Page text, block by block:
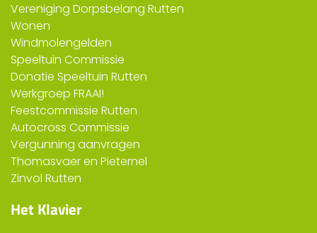
Vereniging Dorpsbelang Rutten
Wonen
Windmolengelden
Speeltuin Commissie
Donatie Speeltuin Rutten
Werkgroep FRAAI!
Feestcommissie Rutten
Autocross Commissie
Vergunning aanvragen
Thomasvaer en Pieternel
Zinvol Rutten
Het Klavier